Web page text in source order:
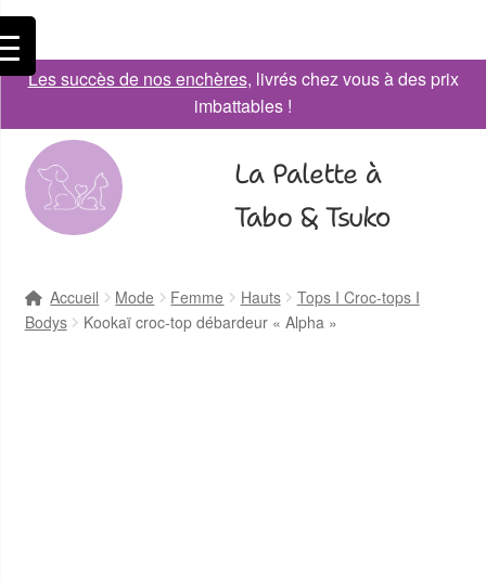
Les succès de nos enchères, livrés chez vous à des prix
imbattables !
La Palette à
Tabo & Tsuko
Accueil Mode Femme Hauts
Tops I Croc-tops I
Bodys
Kookaï croc-top débardeur « Alpha »